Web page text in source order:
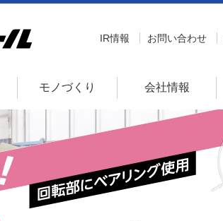
モノづくり 会社情報
IR情報 お問い合わせ